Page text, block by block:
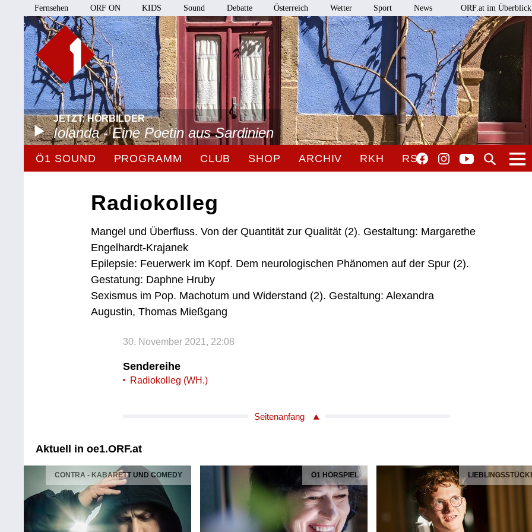
Fernsehen ORF ON KIDS Sound Debatte Österreich Wetter Sport News ORF.at im Überblick
JETZT: HÖRBILDER
Iolanda - Eine Poetin aus Sardinien
Ö1 SOUND PROGRAMM CLUB SHOP ARCHIV RKH RSO
Radiokolleg
Mangel und Überfluss. Von der Quantität zur Qualität (2). Gestaltung: Margarethe
Engelhardt-Krajanek
Epilepsie: Feuerwerk im Kopf. Dem neurologischen Phänomen auf der Spur (2).
Gestatung: Daphne Hruby
Sexismus im Pop. Machotum und Widerstand (2). Gestaltung: Alexandra
Augustin, Thomas Mießgang
30. November 2021, 22:08
Sendereihe
Radiokolleg (WH.)
Seitenanfang
Aktuell in oe1.ORF.at
CONTRA - KABARETT UND COMEDY Ö1 HÖRSPIEL